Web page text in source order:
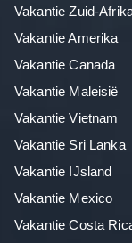
Vakantie Zuid-
Vakantie Amerika
Vakantie Canada
Vakantie Maleisië
Vakantie Vietnam
Vakantie Sri Lanka
Vakantie IJsland
Vakantie Mexico
Vakantie Costa